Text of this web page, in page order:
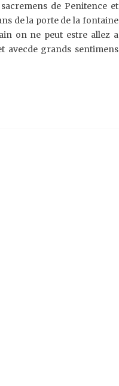
de Penitence et
de la porte de la fontaine
on ne peut estre allez a
avecde grands sentimens